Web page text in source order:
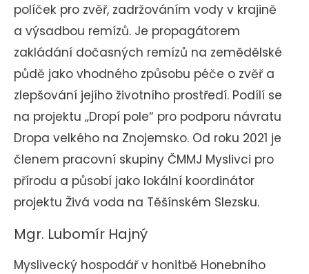
políček pro zvěř, zadržováním vody v krajině
a výsadbou remízů. Je propagátorem
zakládání dočasných remízů na zemědělské
půdě jako vhodného způsobu péče o zvěř a
zlepšování jejího životního prostředí. Podílí se
na projektu „Dropí pole“ pro podporu návratu
Dropa velkého na Znojemsko. Od roku 2021 je
členem pracovní skupiny ČMMJ Myslivci pro
přírodu a působí jako lokální koordinátor
projektu Živá voda na Těšínském Slezsku.
Mgr. Lubomír Hajný
Myslivecký hospodář v honitbě Honebního